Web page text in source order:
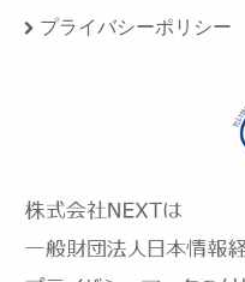
プライバシーポリシー